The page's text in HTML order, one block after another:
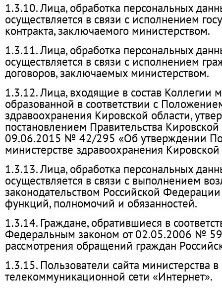
1.3.10. Лица, обработка персональных
осуществляется в связи с исполнением
контракта, заключаемого министерством.
1.3.11. Лица, обработка персональных
осуществляется в связи с исполнением
договоров, заключаемых министерством.
1.3.12. Лица, входящие в состав Коллегии
образованной в соответствии с
здравоохранения Кировской области,
постановлением Правительства Кировской
09.06.2015 № 42/295 «Об утверждении
министерстве здравоохранения Кировской
1.3.13. Лица, обработка персональных
осуществляется в связи с выполнением
законодательством Российской
функций, полномочий и обязанностей.
1.3.14. Граждане, обратившиеся в
Федеральным законом от 02.05.2006 №
рассмотрения обращений граждан
1.3.15. Пользователи сайта министерства
телекоммуникационной сети «Интернет».